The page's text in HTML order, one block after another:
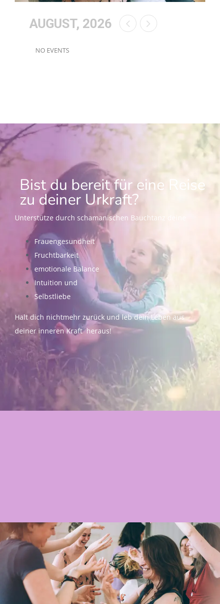
AUGUST, 2026
NO EVENTS
Bist du bereit für eine Reise
zu deiner Urkraft?
Unterstütze durch schamanischen Bauchtanz deine
Frauengesundheit
Fruchtbarkeit
emotionale Balance
Intuition und
Selbstliebe
Halt dich nichtmehr zurück und leb dein Leben aus
deiner inneren Kraft heraus!